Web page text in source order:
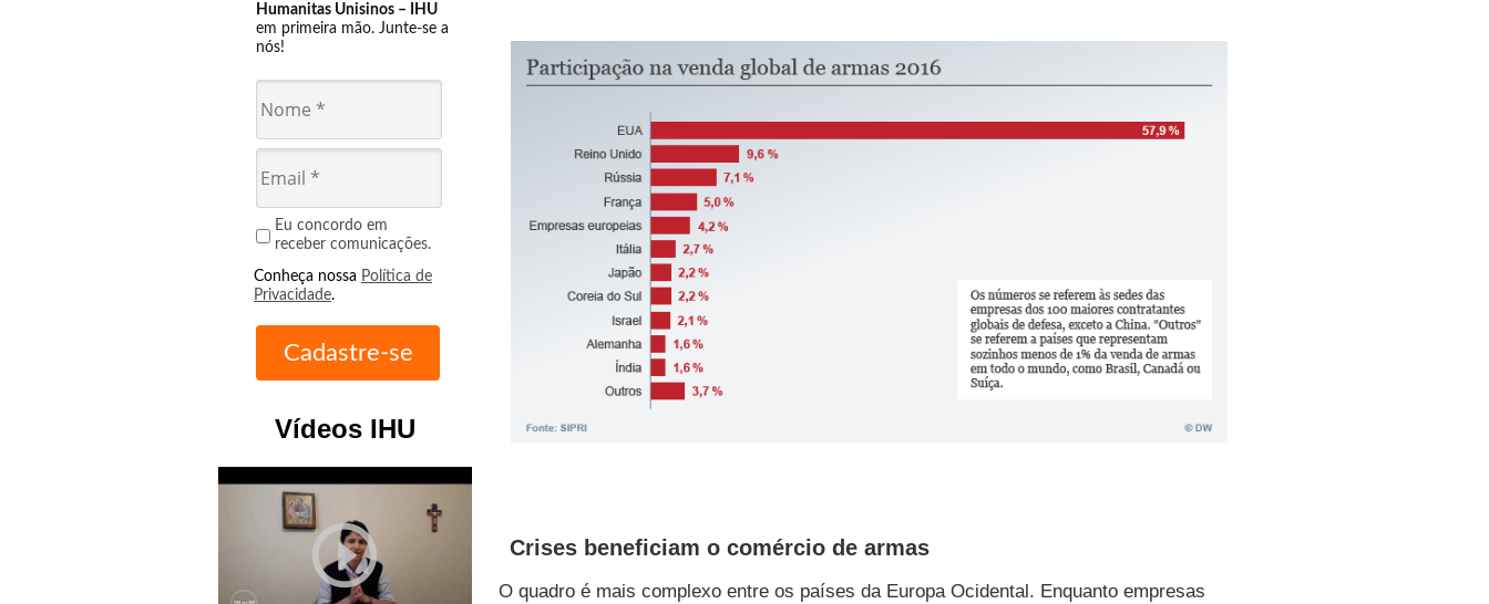
Humanitas Unisinos – IHU
em primeira mão. Junte-se a
nós!
Eu concordo em
receber comunicações.
Conheça nossa Política de
Privacidade.
Vídeos IHU
play_circle_outline Crises beneficiam o comércio de armas
O quadro é mais complexo entre os países da Europa Ocidental. Enquanto empresas